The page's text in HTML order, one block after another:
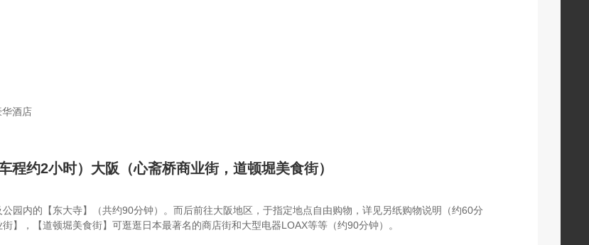
酒店
程约2小时）大阪（心斋桥商业街，道顿堀美食街）
园内的【东大寺】（共约90分钟）。而后前往大阪地区，于指定地点自由购物，详见另纸购物说明（约60分
】，【道顿堀美食街】可逛逛日本最著名的商店街和大型电器LOAX等等（约90分钟）。